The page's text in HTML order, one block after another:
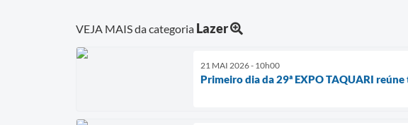
VEJA MAIS da categoria Lazer
21 MAI 2026 - 10h00
Primeiro dia da 29ª EXPO TAQUARI